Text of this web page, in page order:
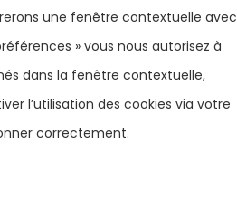
divers
une fenêtre contextuelle avec
» vous nous autorisez à
dans la fenêtre contextuelle,
l’utilisation des cookies via votre
correctement.